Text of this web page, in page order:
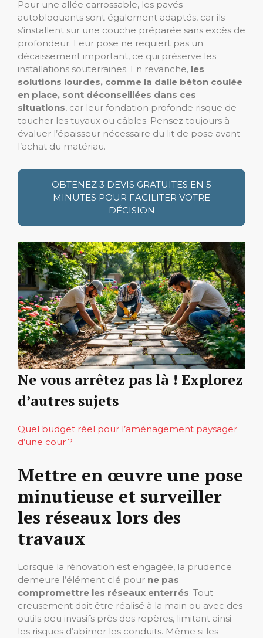
Pour une allée carrossable, les pavés
autobloquants sont également adaptés, car ils
s’installent sur une couche préparée sans excès de
profondeur. Leur pose ne requiert pas un
décaissement important, ce qui préserve les
installations souterraines. En revanche, les
solutions lourdes, comme la dalle béton coulée
en place, sont déconseillées dans ces
situations, car leur fondation profonde risque de
toucher les tuyaux ou câbles. Pensez toujours à
évaluer l’épaisseur nécessaire du lit de pose avant
l’achat du matériau.
OBTENEZ 3 DEVIS GRATUITES EN 5
MINUTES POUR FACILITER VOTRE
DÉCISION
Ne vous arrêtez pas là ! Explorez
d’autres sujets
Quel budget réel pour l’aménagement paysager
d’une cour ?
Mettre en œuvre une pose
minutieuse et surveiller
les réseaux lors des
travaux
Lorsque la rénovation est engagée, la prudence
demeure l’élément clé pour ne pas
compromettre les réseaux enterrés. Tout
creusement doit être réalisé à la main ou avec des
outils peu invasifs près des repères, limitant ainsi
les risques d’abîmer les conduits. Même si les